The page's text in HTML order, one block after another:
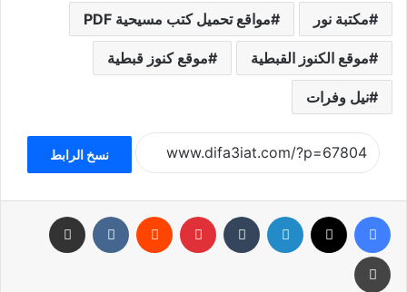
مكتبة نور مواقع تحميل كتب مسيحية PDF
موقع الكنوز القبطية موقع كنوز قبطية
نيل وفرات
نسخ الرابط
فيسبوك تويتر لينكدإن بينتيريست
طباعة